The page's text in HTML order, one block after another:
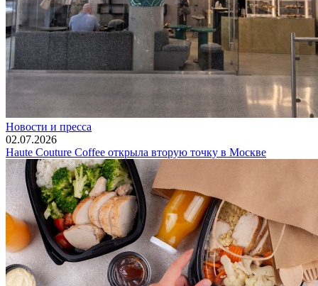
Новости и пресса
02.07.2026
Haute Couture Coffee открыла вторую точку в Москве